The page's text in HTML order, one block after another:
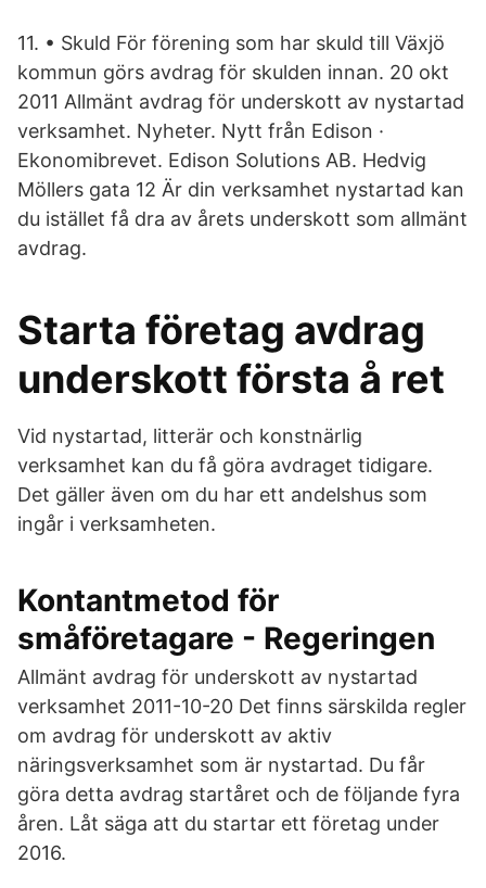
11. • Skuld För förening som har skuld till Växjö
kommun görs avdrag för skulden innan. 20 okt
2011 Allmänt avdrag för underskott av nystartad
verksamhet. Nyheter. Nytt från Edison ·
Ekonomibrevet. Edison Solutions AB. Hedvig
Möllers gata 12 Är din verksamhet nystartad kan
du istället få dra av årets underskott som allmänt
avdrag.
Starta företag avdrag
underskott första å ret
Vid nystartad, litterär och konstnärlig
verksamhet kan du få göra avdraget tidigare.
Det gäller även om du har ett andelshus som
ingår i verksamheten.
Kontantmetod för
småföretagare - Regeringen
Allmänt avdrag för underskott av nystartad
verksamhet 2011-10-20 Det finns särskilda regler
om avdrag för under­skott av aktiv
näringsverksamhet som är nystartad. Du får
göra detta avdrag startåret och de följande fyra
åren. Låt säga att du startar ett företag under
2016.